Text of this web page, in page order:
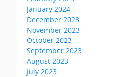
January 2024
December 2023
November 2023
October 2023
September 2023
August 2023
July 2023